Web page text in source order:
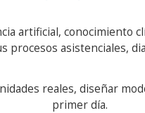
artificial, conocimiento
procesos asistenciales,
reales, diseñar
primer día.